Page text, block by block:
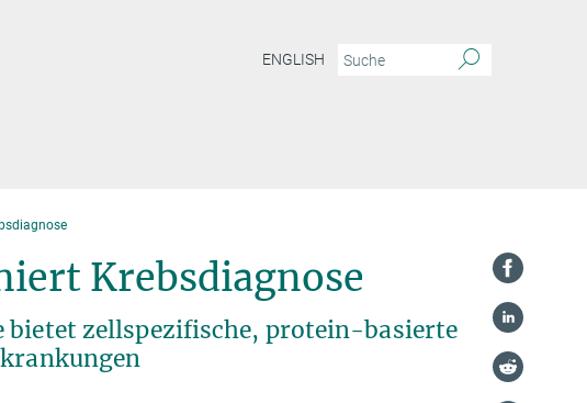
ENGLISH
Krebsdiagnose
bietet zellspezifische, protein-basierte